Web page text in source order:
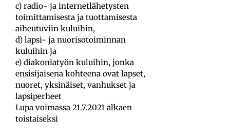
c) radio- ja internetlähetysten
toimittamisesta ja tuottamisesta
aiheutuviin kuluihin,
d) lapsi- ja nuorisotoiminnan
kuluihin ja
e) diakoniatyön kuluihin, jonka
ensisijaisena kohteena ovat lapset,
nuoret, yksinäiset, vanhukset ja
lapsiperheet
Lupa voimassa 21.7.2021 alkaen
toistaiseksi